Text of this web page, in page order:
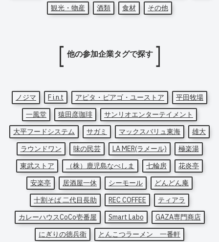
観光・物産
酒類 食材 その他
他の参加企業タグで探す
ノジマ F i.n.t アピタ・ピアゴ・ユーストア
平田牧場
一風堂
猿田彦珈琲
サンリオエンターテイメント
大平フードシステム
サガミ マックスバリュ東海
雄大
ラウンドワン
味の民芸 LA MER(ラメール)
極楽湯
東武ストア
（株）鹿児島なべしま 七輪房
花炎亭
安楽亭
居酒屋一休 シーモール
どんどん庵
十割そば 二代目長助
REC COFFEE
ティアラ
カレーハウスCoCo壱番屋
Smart Labo
GAZA専門商店
にぎりの徳兵衛
とんこつラーメン 一番軒